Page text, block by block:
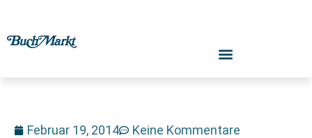
Februar 19, 2014 Keine Kommentare